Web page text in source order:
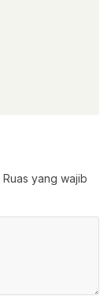
Ruas yang wajib